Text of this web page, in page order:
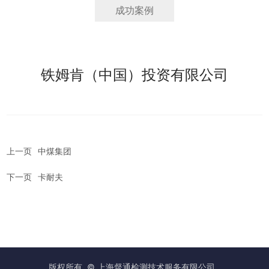
成功案例
铁姆肯（中国）投资有限公司
上一页 中煤集团
下一页 卡耐夫
版权所有 © 上海督通检测技术服务有限公司